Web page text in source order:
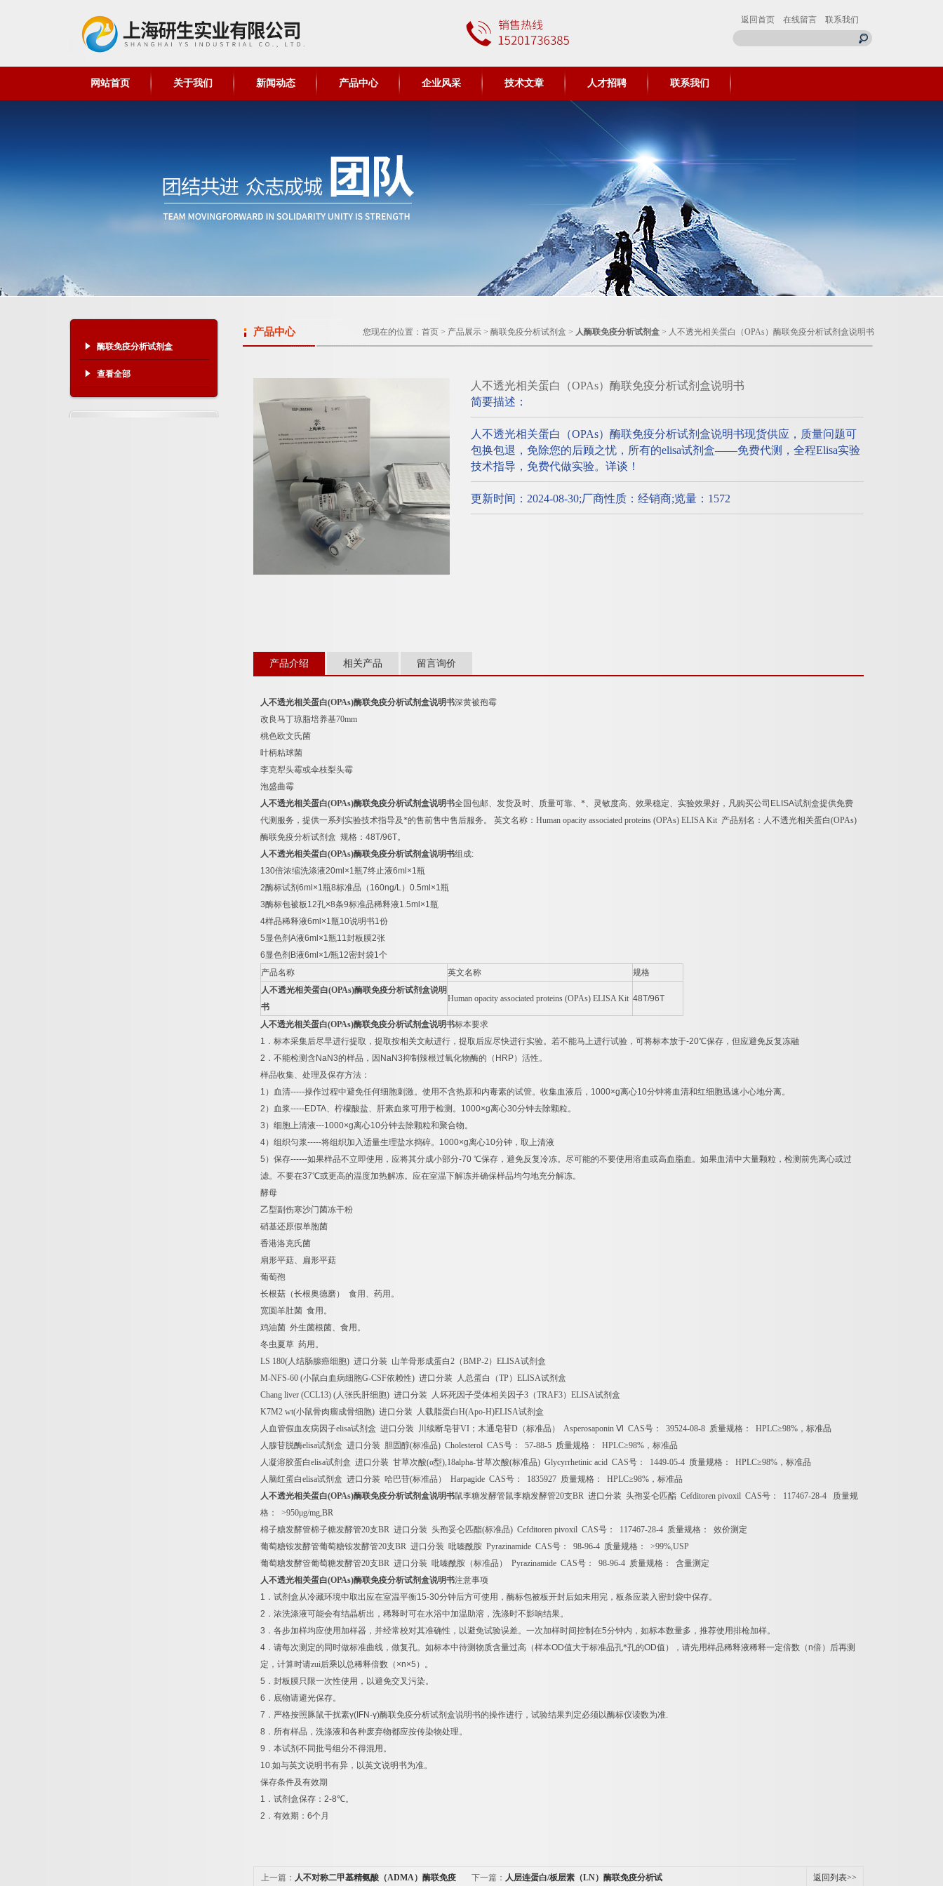
返回首页 在线留言 联系我们
网站首页 关于我们 新闻动态 产品中心 企业风采 技术文章 人才招聘 联系我们
酶联免疫分析试剂盒
查看全部
产品中心 您现在的位置： 首页 > 产品展示 > 酶联免疫分析试剂盒 > 人酶联免疫分析试剂盒 > 人不透光相关蛋白（OPAs）酶联免疫分析试剂盒说明书
人不透光相关蛋白（OPAs）酶联免疫分析试剂盒说明书
简要描述：
人不透光相关蛋白（OPAs）酶联免疫分析试剂盒说明书现货供应，质量问题可
包换包退，免除您的后顾之忧，所有的elisa试剂盒——免费代测，全程Elisa实验
技术指导，免费代做实验。详谈！
更新时间：2024-08-30;厂商性质：经销商;览量：1572
产品介绍 相关产品 留言询价
人不透光相关蛋白(OPAs)酶联免疫分析试剂盒说明书深黄被孢霉
改良马丁琼脂培养基70mm
桃色欧文氏菌
叶柄粘球菌
李克犁头霉或伞枝梨头霉
泡盛曲霉
人不透光相关蛋白(OPAs)酶联免疫分析试剂盒说明书全国包邮、发货及时、质量可靠、*、灵敏度高、效果稳定、实验效果好，凡购买公司 ELISA试剂盒提供免费
代测服务，提供一系列实验技术指导及*的售前售中售后服务。
英文名称： Human opacity associated proteins (OPAs) ELISA Kit 产品别名： 人不透光相关蛋白(OPAs)
酶联免疫分析试剂盒 规格： 48T/96T。
人不透光相关蛋白(OPAs)酶联免疫分析试剂盒说明书组成:
130倍浓缩洗涤液20ml×1瓶7终止液6ml×1瓶
2酶标试剂 6ml×1瓶8标准品（ 160ng/L） 0.5ml×1瓶
3酶标包被板12孔×8条9标准品稀释液1.5ml×1瓶
4样品稀释液6ml×1瓶10说明书1份
5显色剂 A液6ml×1瓶11封板膜2张
6显色剂 B液6ml×1/瓶12密封袋1个
产品名称
英文名称
规格
人不透光相关蛋白(OPAs)酶联免疫分析试剂盒说明
书
Human opacity associated proteins (OPAs) ELISA Kit 48T/96T
人不透光相关蛋白(OPAs)酶联免疫分析试剂盒说明书标本要求
1 ．标本采集后尽早进行提取，提取按相关文献进行，提取后应尽快进行实验。若不能马上进行试验，可将标本放于-20℃保存，但应避免反复冻融
2 ．不能检测含 NaN3的样品，因 NaN3抑制辣根过氧化物酶的（ HRP）活性。
样品收集、处理及保存方法：
1 ）血清-----操作过程中避免任何细胞刺激。使用不含热原和内毒素的试管。收集血液后， 1000×g离心10分钟将血清和红细胞迅速小心地分离。
2 ）血浆-----EDTA、柠檬酸盐、肝素血浆可用于检测。 1000×g离心30分钟去除颗粒。
3 ）细胞上清液---1000×g离心10分钟去除颗粒和聚合物。
4）组织匀浆-----将组织加入适量生理盐水捣碎。 1000×g离心10分钟，取上清液
5 ）保存------如果样品不立即使用，应将其分成小部分-70 ℃保存，避免反复冷冻。尽可能的不要使用溶血或高血脂血。如果血清中大量颗粒，检测前先离心或过
滤。不要在37℃或更高的温度加热解冻。应在室温下解冻并确保样品均匀地充分解冻。
酵母
乙型副伤寒沙门菌冻干粉
硝基还原假单胞菌
香港洛克氏菌
扇形平菇、扁形平菇
葡萄孢
长根菇（长根奥德磨）
食用、药用。
宽圆羊肚菌 食用。
鸡油菌 外生菌根菌、食用。
冬虫夏草 药用。
LS 180(人结肠腺癌细胞) 进口分装 山羊骨形成蛋白2 （BMP-2） ELISA试剂盒
M-NFS-60 (小鼠白血病细胞G-CSF依赖性) 进口分装 人总蛋白（TP） ELISA试剂盒
Chang liver (CCL13) (人张氏肝细胞) 进口分装 人坏死因子受体相关因子3 （TRAF3） ELISA试剂盒
K7M2 wt(小鼠骨肉瘤成骨细胞) 进口分装 人载脂蛋白H(Apo-H)ELISA试剂盒
人血管假血友病因子elisa试剂盒 进口分装 川续断皂苷VI ；木通皂苷D （标准品） Asperosaponin Ⅵ CAS号： 39524-08-8 质量规格： HPLC≥98% ，标准品
人腺苷脱酶elisa试剂盒 进口分装 胆固醇(标准品) Cholesterol CAS号： 57-88-5 质量规格： HPLC≥98% ，标准品
人凝溶胶蛋白elisa试剂盒 进口分装 甘草次酸(α型),18alpha-甘草次酸(标准品) Glycyrrhetinic acid CAS号： 1449-05-4 质量规格： HPLC≥98% ，标准品
人脑红蛋白elisa试剂盒 进口分装 哈巴苷(标准品） Harpagide CAS号： 1835927 质量规格： HPLC≥98% ，标准品
人不透光相关蛋白(OPAs)酶联免疫分析试剂盒说明书鼠李糖发酵管鼠李糖发酵管20支BR 进口分装 头孢妥仑匹酯 Cefditoren pivoxil CAS号： 117467-28-4 质量规
格：
>950μg/mg,BR
棉子糖发酵管棉子糖发酵管20支BR 进口分装 头孢妥仑匹酯(标准品) Cefditoren pivoxil CAS号： 117467-28-4 质量规格：
效价测定
葡萄糖铵发酵管葡萄糖铵发酵管20支BR 进口分装 吡嗪酰胺 Pyrazinamide CAS号： 98-96-4 质量规格：
>99%,USP
葡萄糖发酵管葡萄糖发酵管20支BR 进口分装 吡嗪酰胺（标准品） Pyrazinamide CAS号： 98-96-4 质量规格：
含量测定
人不透光相关蛋白(OPAs)酶联免疫分析试剂盒说明书注意事项
1 ．试剂盒从冷藏环境中取出应在室温平衡15-30分钟后方可使用，酶标包被板开封后如未用完，板条应装入密封袋中保存。
2 ．浓洗涤液可能会有结晶析出，稀释时可在水浴中加温助溶，洗涤时不影响结果。
3 ．各步加样均应使用加样器，并经常校对其准确性，以避免试验误差。一次加样时间控制在5分钟内，如标本数量多，推荐使用排枪加样。
4 ．请每次测定的同时做标准曲线，做复孔。如标本中待测物质含量过高（样本OD值大于标准品孔*孔的OD值），请先用样品稀释液稀释一定倍数（n倍）后再测
定，计算时请zui后乘以总稀释倍数（ ×n×5 ）。
5 ．封板膜只限一次性使用，以避免交叉污染。
6 ．底物请避光保存。
7 ．严格按照豚鼠干扰素γ(IFN-γ)酶联免疫分析试剂盒说明书的操作进行，试验结果判定必须以酶标仪读数为准.
8 ．所有样品，洗涤液和各种废弃物都应按传染物处理。
9 ．本试剂不同批号组分不得混用。
10.如与英文说明书有异，以英文说明书为准。
保存条件及有效期
1 ．试剂盒保存： 2-8℃。
2 ．有效期： 6个月
上一篇： 人不对称二甲基精氨酸（ADMA）酶联免疫 下一篇： 人层连蛋白/板层素（LN）酶联免疫分析试 返回列表>>